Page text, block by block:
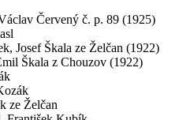
Červený č. p. 89 (1925)
Josef Škala ze Želčan (1922)
Škala z Chouzov (1922)
ze Želčan